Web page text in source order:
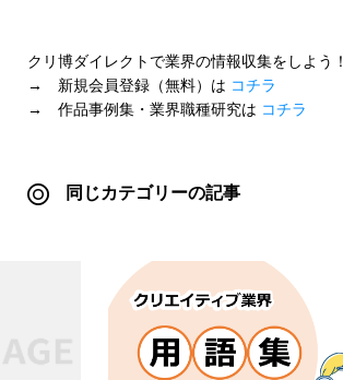
クリ博ダイレクトで業界の情報収集をしよう！
→ 新規会員登録（無料）は コチラ
→ 作品事例集・業界職種研究は コチラ
同じカテゴリーの記事